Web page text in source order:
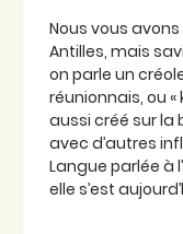
Nous vous
Antilles, mais
on parle un
réunionnais, ou «
aussi créé sur la
avec d’autres
Langue parlée à
elle s’est